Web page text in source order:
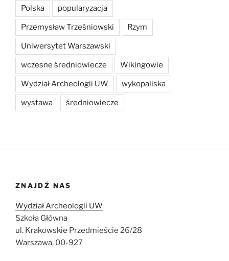
Polska popularyzacja
Przemysław Trześniowski Rzym
Uniwersytet Warszawski
wczesne średniowiecze Wikingowie
Wydział Archeologii UW wykopaliska
wystawa średniowiecze
ZNAJDŹ NAS
Wydział Archeologii UW
Szkoła Główna
ul. Krakowskie Przedmieście 26/28
Warszawa, 00-927